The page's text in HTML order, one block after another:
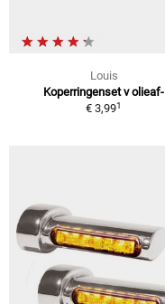
Louis
Koperringenset v olieaf-
€ 3,991